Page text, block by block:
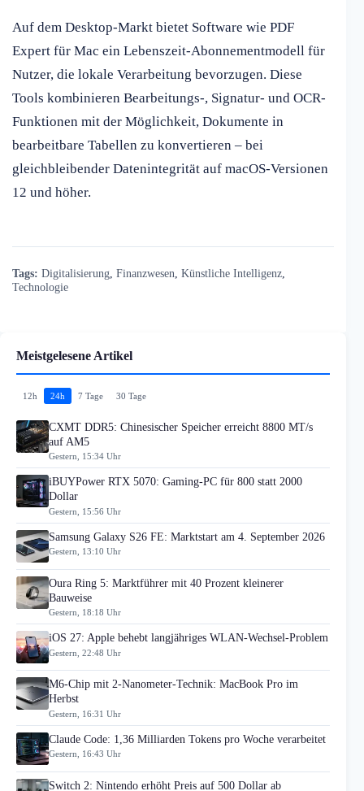
Auf dem Desktop-Markt bietet Software wie PDF
Expert für Mac ein Lebenszeit-Abonnementmodell für
Nutzer, die lokale Verarbeitung bevorzugen. Diese
Tools kombinieren Bearbeitungs-, Signatur- und OCR-
Funktionen mit der Möglichkeit, Dokumente in
bearbeitbare Tabellen zu konvertieren – bei
gleichbleibender Datenintegrität auf macOS-Versionen
12 und höher.
Tags: Digitalisierung Finanzwesen Künstliche Intelligenz
Technologie
Meistgelesene Artikel
12h 24h 7 Tage 30 Tage
CXMT DDR5: Chinesischer Speicher erreicht 8800 MT/s
auf AM5
Gestern, 15:34 Uhr
iBUYPower RTX 5070: Gaming-PC für 800 statt 2000
Dollar
Gestern, 15:56 Uhr
Samsung Galaxy S26 FE: Marktstart am 4. September 2026
Gestern, 13:10 Uhr
Oura Ring 5: Marktführer mit 40 Prozent kleinerer
Bauweise
Gestern, 18:18 Uhr
iOS 27: Apple behebt langjähriges WLAN-Wechsel-Problem
Gestern, 22:48 Uhr
M6-Chip mit 2-Nanometer-Technik: MacBook Pro im
Herbst
Gestern, 16:31 Uhr
Claude Code: 1,36 Milliarden Tokens pro Woche verarbeitet
Gestern, 16:43 Uhr
Switch 2: Nintendo erhöht Preis auf 500 Dollar ab